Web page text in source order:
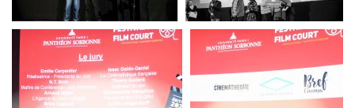
festival du film court festival du film court